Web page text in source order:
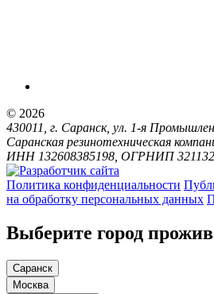
© 2026
430011, г. Саранск, ул. 1-я
Саранская резинотехническая
ИНН 132608385198, ОГРНИП
Политика конфиденциальности
на обработку персональных данных
Выберите город
Саранск
Москва